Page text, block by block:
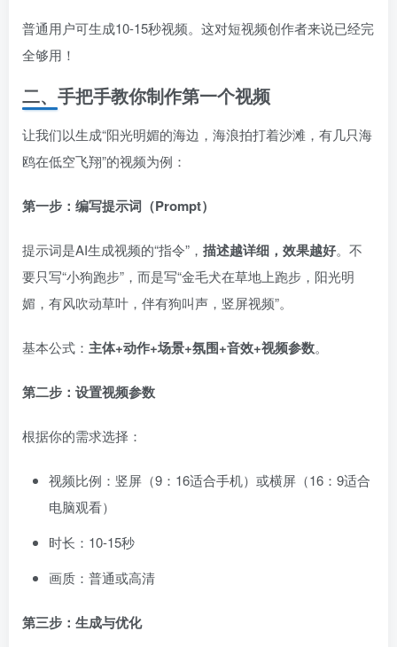
普通用户可生成10-15秒视频。这对短视频创作者来说已经完
全够用！
二、手把手教你制作第一个视频
让我们以生成“阳光明媚的海边，海浪拍打着沙滩，有几只海
鸥在低空飞翔”的视频为例：
第一步：编写提示词（Prompt）
提示词是AI生成视频的“指令”， 描述越详细，效果越好。不
要只写“小狗跑步”，而是写“金毛犬在草地上跑步，阳光明
媚，有风吹动草叶，伴有狗叫声，竖屏视频”。
基本公式： 主体+动作+场景+氛围+音效+视频参数。
第二步：设置视频参数
根据你的需求选择：
视频比例：竖屏（9：16适合手机）或横屏（16：9适合
电脑观看）
时长：10-15秒
画质：普通或高清
第三步：生成与优化